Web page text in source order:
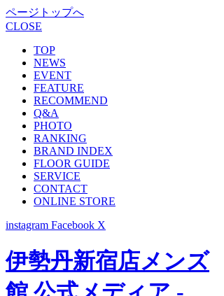
ページトップへ
CLOSE
TOP
NEWS
EVENT
FEATURE
RECOMMEND
Q&A
PHOTO
RANKING
BRAND INDEX
FLOOR GUIDE
SERVICE
CONTACT
ONLINE STORE
instagram Facebook X
伊勢丹新宿店メンズ